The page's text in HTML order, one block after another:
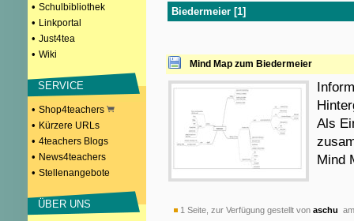
• Schulbibliothek
• Linkportal
• Just4tea
• Wiki
SERVICE
• Shop4teachers
• Kürzere URLs
• 4teachers Blogs
• News4teachers
• Stellenangebote
ÜBER UNS
Biedermeier [1]
Mind Map zum Biedermeier
Als
Mind
1 Seite, zur Verfügung gestellt von aschu